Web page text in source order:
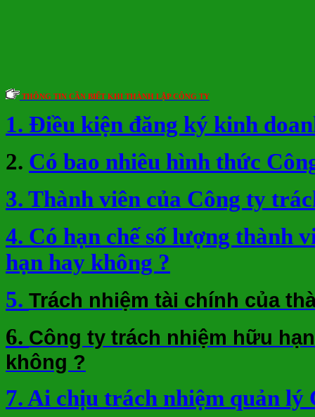
THÔNG TIN CẦN BIẾT KHI THÀNH LẬP CÔNG TY
1. Điều kiện đăng ký kinh
2. Có bao nhiêu hình thức
3. Thành viên của Công ty
4. Có hạn chế số lượng thành
hạn hay không ?
5. Trách nhiệm tài chính của
6. Công ty trách nhiệm hữu
không ?
7. Ai chịu trách nhiệm quản